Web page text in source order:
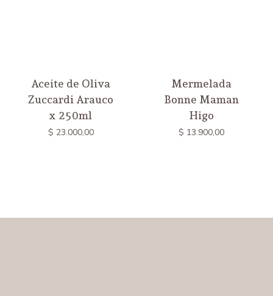
Aceite de Oliva
Zuccardi Arauco
x 250ml
$ 23.000,00
Mermelada
Bonne Maman
Higo
$ 13.900,00